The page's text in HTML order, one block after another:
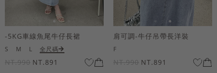
-5KG車線魚尾牛仔長裙
S M L 全尺碼
NT.990 NT.891
肩可調-牛仔吊帶長洋裝
F
NT.990 NT.891